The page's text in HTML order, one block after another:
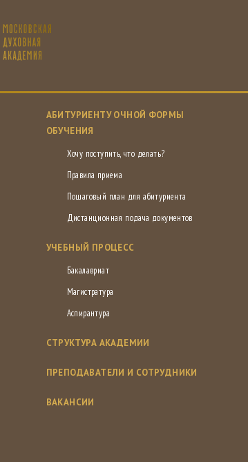
АБИТУРИЕНТУ ОЧНОЙ ФОРМЫ
ОБУЧЕНИЯ
Хочу поступить, что делать?
Правила приема
Пошаговый план для абитуриента
Дистанционная подача документов
УЧЕБНЫЙ ПРОЦЕСС
Бакалавриат
Магистратура
Аспирантура
СТРУКТУРА АКАДЕМИИ
ПРЕПОДАВАТЕЛИ И СОТРУДНИКИ
ВАКАНСИИ